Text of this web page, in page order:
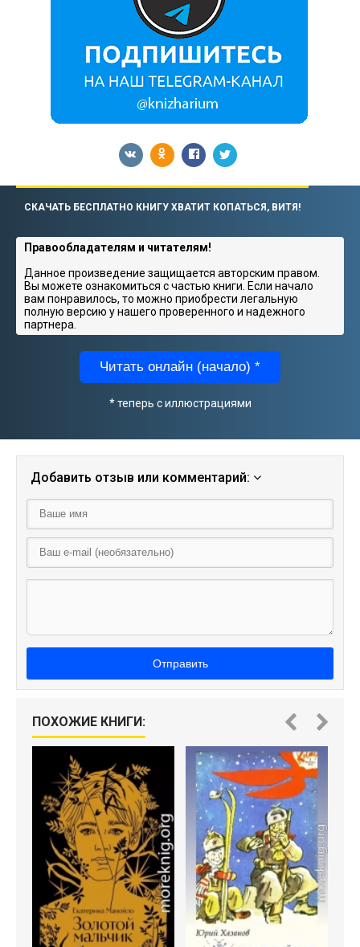
СКАЧАТЬ БЕСПЛАТНО КНИГУ ХВАТИТ КОПАТЬСЯ, ВИТЯ!
Правообладателям и читателям!
Данное произведение защищается авторским правом.
Вы можете ознакомиться с частью книги. Если начало
вам понравилось, то можно приобрести легальную
полную версию у нашего проверенного и надежного
партнера.
Читать онлайн (начало) *
* теперь с иллюстрациями
Добавить отзыв или комментарий:
Отправить
ПОХОЖИЕ КНИГИ: